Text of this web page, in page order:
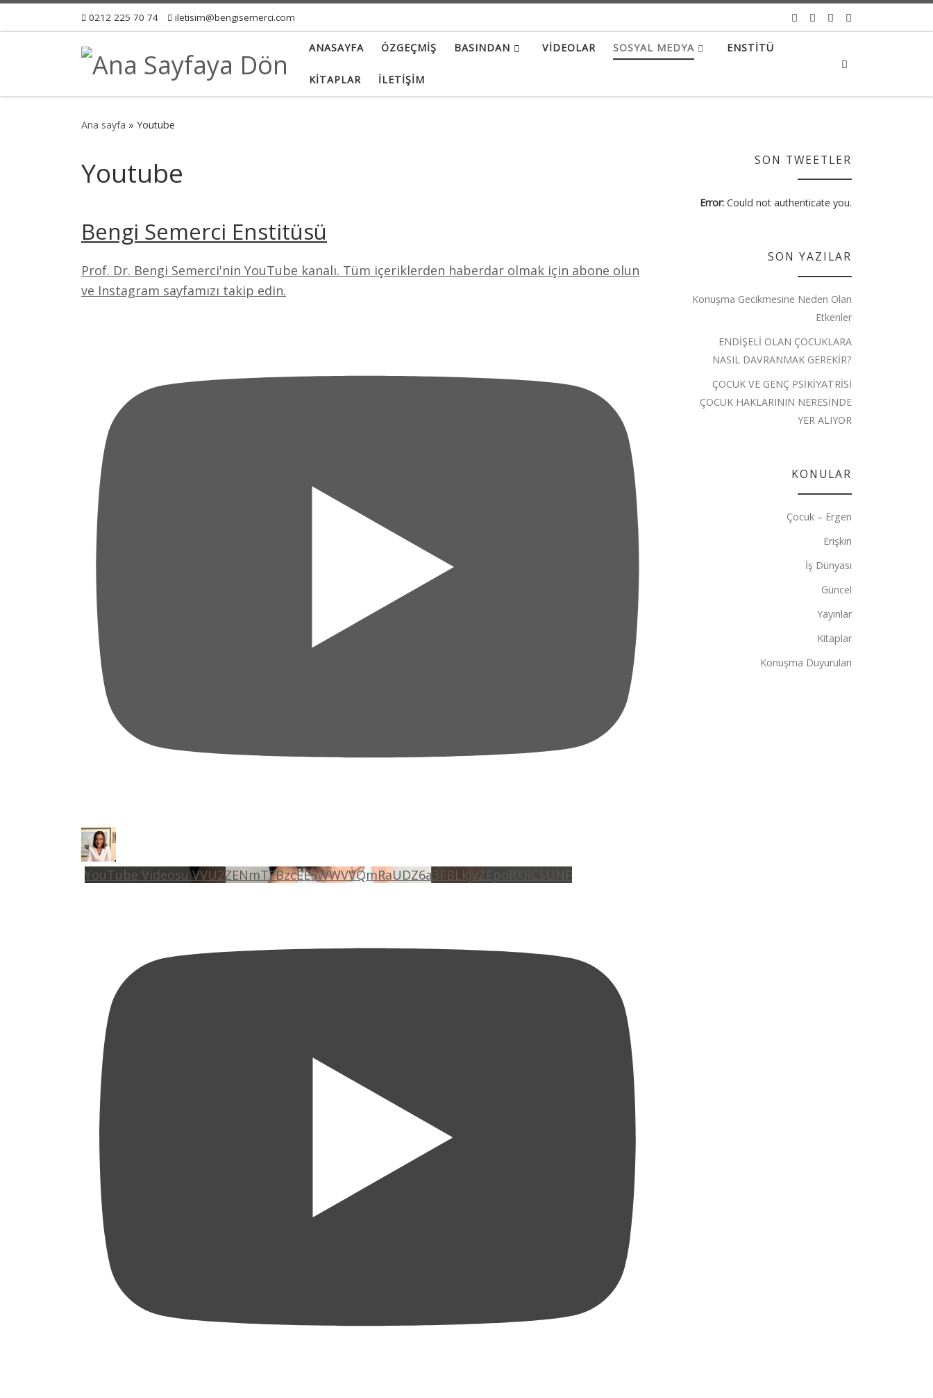
0212 225 70 74 iletisim@bengisemerci.com
ANASAYFA ÖZGEÇMIŞ BASINDAN VIDEOLAR SOSYAL MEDYA ENSTITÜ
KITAPLAR İLETIŞIM
Ana sayfa » Youtube
Youtube
Bengi Semerci Enstitüsü
Prof. Dr. Bengi Semerci'nin YouTube kanalı. Tüm içeriklerden haberdar olmak için abone olun
ve Instagram sayfamızı takip edin.
YouTube Videosu VVU2ZENmTFBzcEE5WWVVQmRaUDZ6a3FBLkJvZEpoRXRCSUNF
SON TWEETLER
Error: Could not authenticate you.
SON YAZILAR
Konuşma Gecikmesine Neden Olan
Etkenler
ENDİŞELİ OLAN ÇOCUKLARA
NASIL DAVRANMAK GEREKİR?
ÇOCUK VE GENÇ PSİKİYATRİSİ
ÇOCUK HAKLARININ NERESİNDE
YER ALIYOR
KONULAR
Çocuk – Ergen
Erişkin
İş Dünyası
Güncel
Yayınlar
Kitaplar
Konuşma Duyuruları